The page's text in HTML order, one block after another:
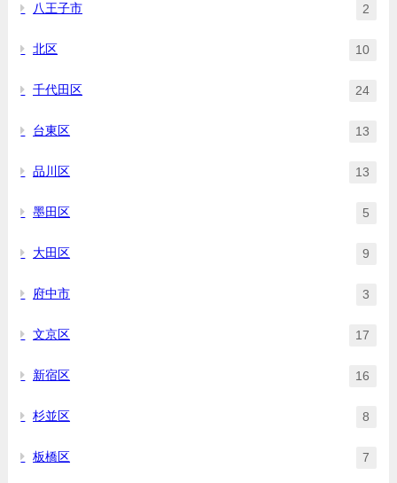
八王子市 2
北区 10
千代田区 24
台東区 13
品川区 13
墨田区 5
大田区 9
府中市 3
文京区 17
新宿区 16
杉並区 8
板橋区 7